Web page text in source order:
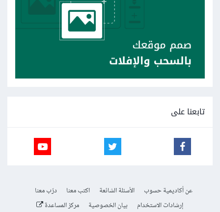
تابعنا على
عن أكاديمية حسوب الأسئلة الشائعة اكتب معنا
درّب معنا
إرشادات الاستخدام
بيان الخصوصية مركز المساعدة